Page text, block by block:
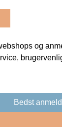
og
Bedst